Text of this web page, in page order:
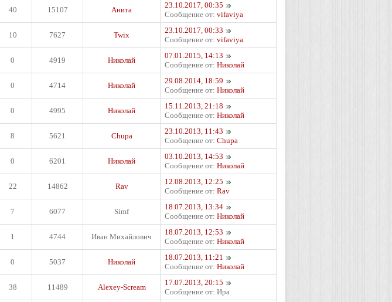
40 15107 Анита
23.10.2017, 00:35
Сообщение от: vifaviya
10 7627 Twix
23.10.2017, 00:33
Сообщение от: vifaviya
0 4919 Николай
07.01.2015, 14:13
Сообщение от: Николай
0 4714 Николай
29.08.2014, 18:59
Сообщение от: Николай
0 4995 Николай
15.11.2013, 21:18
Сообщение от: Николай
8 5621 Chupa
23.10.2013, 11:43
Сообщение от: Chupa
0 6201 Николай
03.10.2013, 14:53
Сообщение от: Николай
22 14862 Rav
12.08.2013, 12:25
Сообщение от: Rav
7 6077 Simf
18.07.2013, 13:34
Сообщение от: Николай
1 4744 Иван Михайлович
18.07.2013, 12:53
Сообщение от: Николай
0 5037 Николай
18.07.2013, 11:21
Сообщение от: Николай
38 11489 Alexey-Scream
17.07.2013, 20:15
Сообщение от: Ира